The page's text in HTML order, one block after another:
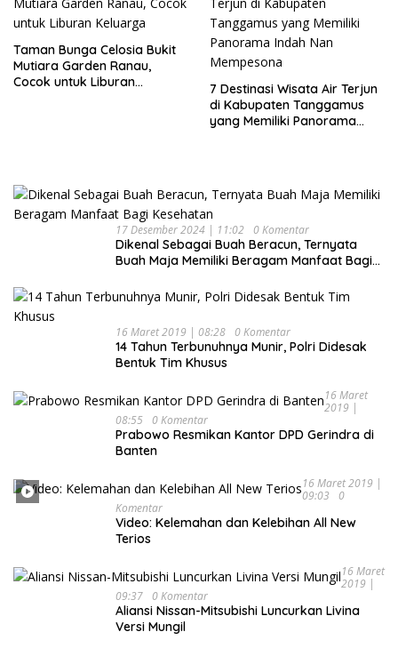
Taman Bunga Celosia Bukit
Mutiara Garden Ranau,
Cocok untuk Liburan
7 Destinasi Wisata Air Terjun
di Kabupaten Tanggamus
yang Memiliki Panorama
17 Desember 2024 | 11:02 0 Komentar
Dikenal Sebagai Buah Beracun, Ternyata
Buah Maja Memiliki Beragam Manfaat Bagi
16 Maret 2019 | 08:28 0 Komentar
14 Tahun Terbunuhnya Munir, Polri Didesak
Bentuk Tim Khusus
16 Maret
2019 |
08:55 0 Komentar
Prabowo Resmikan Kantor DPD Gerindra di
Banten
16 Maret 2019 |
09:03
0
Komentar
Video: Kelemahan dan Kelebihan All New
Terios
16 Maret
2019 |
09:37 0 Komentar
Aliansi Nissan-Mitsubishi Luncurkan Livina
Versi Mungil